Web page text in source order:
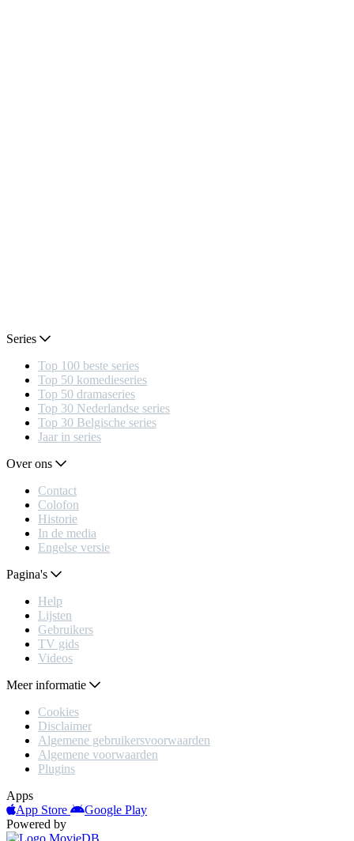
Series
Top 100 beste series
Top 50 komedieseries
Top 50 dramaseries
Top 30 Nederlandse series
Top 30 Belgische series
Jaar in series
Over ons
Contact
Colofon
Historie
In de media
Engelse versie
Pagina's
Help
Lijsten
Gebruikers
TV gids
Videos
Meer informatie
Cookies
Disclaimer
Algemene gebruikersvoorwaarden
Algemene voorwaarden
Plugins
Apps
App Store
Google Play
Powered by